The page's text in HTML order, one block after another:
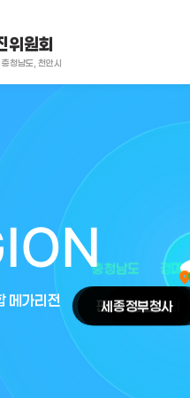
위원회
청남도, 천안시
메가리전
경기
충청남도 대
천안시
세종정부청사
판교테크노밸리